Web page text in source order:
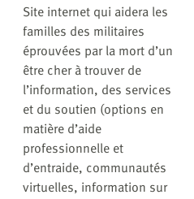
Site internet qui aidera les
familles des militaires
éprouvées par la mort d’un
être cher à trouver de
l’information, des services
et du soutien (options en
matière d’aide
professionnelle et
d’entraide, communautés
virtuelles, information sur